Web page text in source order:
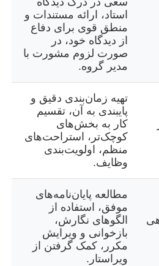
استاد، ارائه مستندات و
منطق قوی برای دفاع
از دیدگاه خود، در
صورت لزوم مشورت با
مدیر گروه.
تهیه زمان‌بندی دقیق و
پایبندی به آن، تقسیم
کار به بخش‌های
کوچک‌تر، استراحت‌های
منظم، اولویت‌بندی
وظایف.
مطالعه پایان‌نامه‌های
موفق، استفاده از
الگوهای نگارش،
بازخوانی و ویرایش
مکرر، کمک گرفتن از
ویراستار.